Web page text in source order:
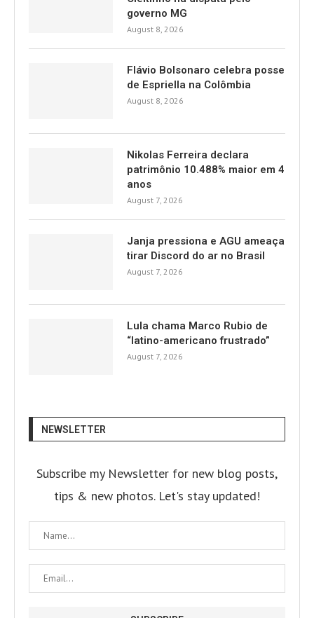
governo MG
August 8, 2026
Flávio Bolsonaro celebra posse
de Espriella na Colômbia
August 8, 2026
Nikolas Ferreira declara
patrimônio 10.488% maior em 4
anos
August 7, 2026
Janja pressiona e AGU ameaça
tirar Discord do ar no Brasil
August 7, 2026
Lula chama Marco Rubio de
“latino-americano frustrado”
August 7, 2026
NEWSLETTER
Subscribe my Newsletter for new blog posts,
tips & new photos. Let's stay updated!